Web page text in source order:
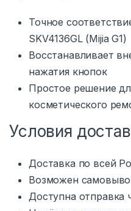
Точное
SKV4136GL (Mijia G1)
Восстанавливает
нажатия кнопок
Простое решение
косметического
Условия
Доставка по всей
Возможен
Доступна отправка